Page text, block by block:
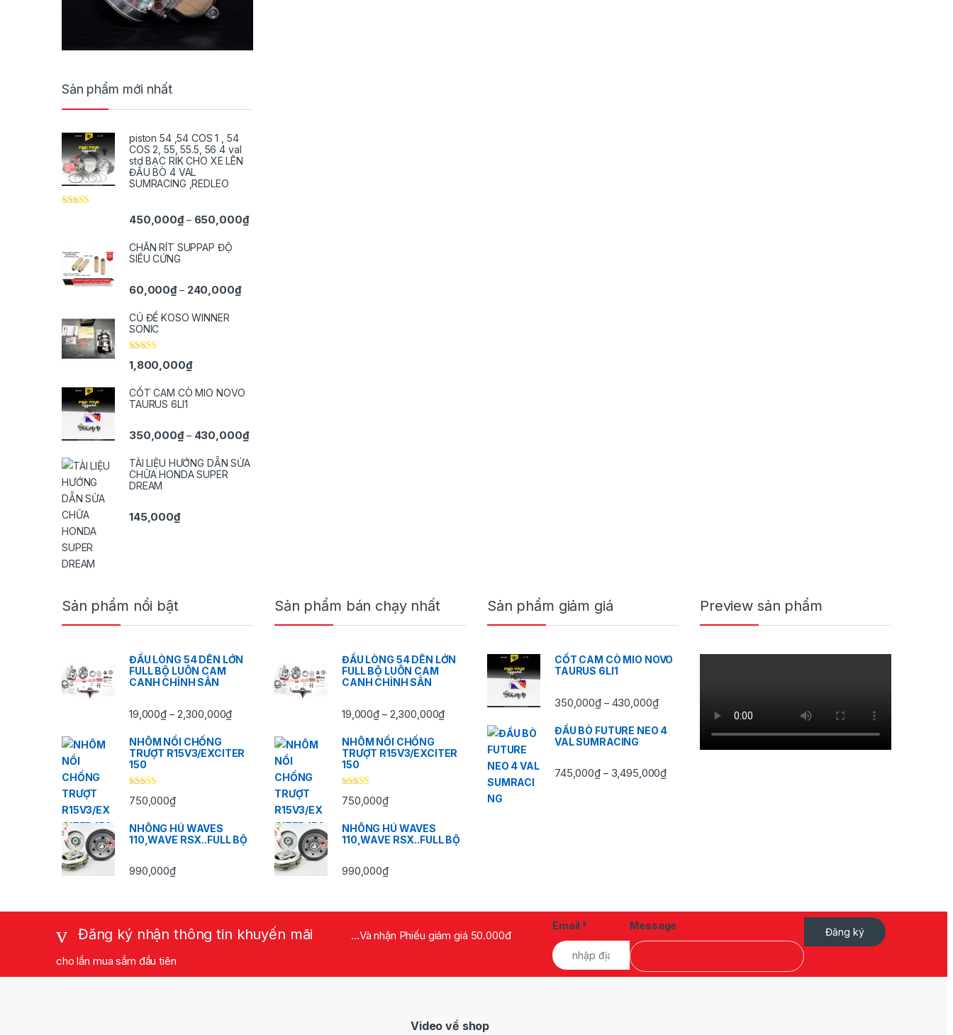
Sản phẩm mới nhất
piston 54 ,54 COS 1 , 54
COS 2, 55, 55.5, 56 4 val
std BẠC RIK CHO XE LÊN
ĐẦU BÒ 4 VAL
SUMRACING ,REDLEO
450,000₫ – 650,000₫Khoảng giá: từ 450,000₫ đến 650,000₫
CHÂN RÍT SUPPAP ĐỘ
SIÊU CỨNG
60,000₫ – 240,000₫Khoảng giá: từ 60,000₫ đến 240,000₫
CỦ ĐỀ KOSO WINNER
SONIC
Được xếp
hạng5.005
1,800,000₫
CỐT CAM CÒ MIO NOVO
TAURUS 6LI1
350,000₫ – 430,000₫Khoảng giá: từ 350,000₫ đến 430,000₫
TÀI LIỆU HƯỚNG DẪN SỬA
CHỮA HONDA SUPER
DREAM
145,000₫
Brands Carousel
Sản phẩm nổi bật
ĐẦU LÒNG 54 DÊN LỚN
FULL BỘ LUÔN CAM
CANH CHỈNH SẲN
19,000₫ – 2,300,000₫Khoảng giá: từ 19,000₫ đến 2,300,000₫
NHÔM NỒI CHỐNG
TRƯỢT R15V3/EXCITER
150
Được xếp
hạng5.005
750,000₫
NHÔNG HÚ WAVES
110,WAVE RSX..FULL BỘ
990,000₫
Sản phẩm bán chạy nhất
ĐẦU LÒNG 54 DÊN LỚN
FULL BỘ LUÔN CAM
CANH CHỈNH SẲN
19,000₫ – 2,300,000₫Khoảng giá: từ 19,000₫ đến 2,300,000₫
NHÔM NỒI CHỐNG
TRƯỢT R15V3/EXCITER
150
Được xếp
hạng5.005
750,000₫
NHÔNG HÚ WAVES
110,WAVE RSX..FULL BỘ
990,000₫
Sản phẩm giảm giá
CỐT CAM CÒ MIO NOVO
TAURUS 6LI1
350,000₫ – 430,000₫Khoảng giá: từ 350,000₫ đến 430,000₫
ĐẦU BÒ FUTURE NEO 4
VAL SUMRACING
745,000₫ – 3,495,000₫Khoảng giá: từ 745,000₫ đến 3,495,000₫
Preview sản phẩm
Đăng ký nhận thông tin khuyến mãi
...Và nhận Phiếu giảm giá 50.000đ
cho lần mua sắm đầu tiên
Email * Message
Đăng ký
Video về shop